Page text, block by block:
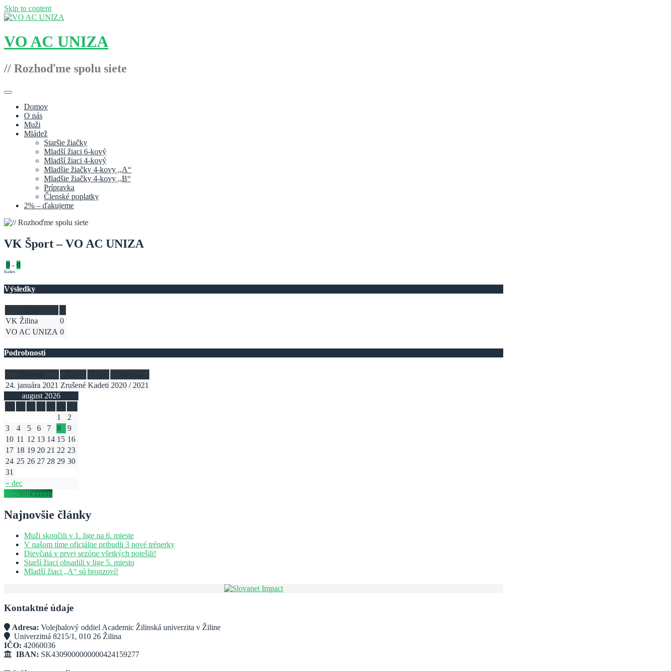
Skip to content
VO AC UNIZA
// Rozhoďme spolu siete
Domov
O nás
Muži
Mládež
Staršie žiačky
Mladší žiaci 6-kový
Mladší žiaci 4-kový
Mladšie žiačky 4-kovy ,,A“
Mladšie žiačky 4-kovy ,,B“
Prípravka
Členské poplatky
2% – ďakujeme
VK Šport – VO AC UNIZA
0 - 0
Kadeti
Výsledky
VK Žilina
0
VO AC UNIZA 0
Podrobnosti
24. januára 2021 Zrušené Kadeti 2020 / 2021
august 2026
« dec
1
2
3
4 5 6 7 8
9
10 11 12 13 14 15 16
17 18 19 20 21 22 23
24 25 26 27 28 29 30
31
View all events
Najnovšie články
Muži skončili v 1. lige na 6. mieste
V našom tíme oficiálne pribudli 3 nové trénerky
Dievčatá v prvej sezóne všetkých potešili!
Starší žiaci obsadili v lige 5. miesto
Mladší žiaci „A“ sú bronzoví!
Kontaktné údaje
Adresa: Volejbalový oddiel Academic Žilinská univerzita v Žiline
Univerzitná 8215/1, 010 26 Žilina
IČO: 42060036
IBAN: SK4309000000000424159277